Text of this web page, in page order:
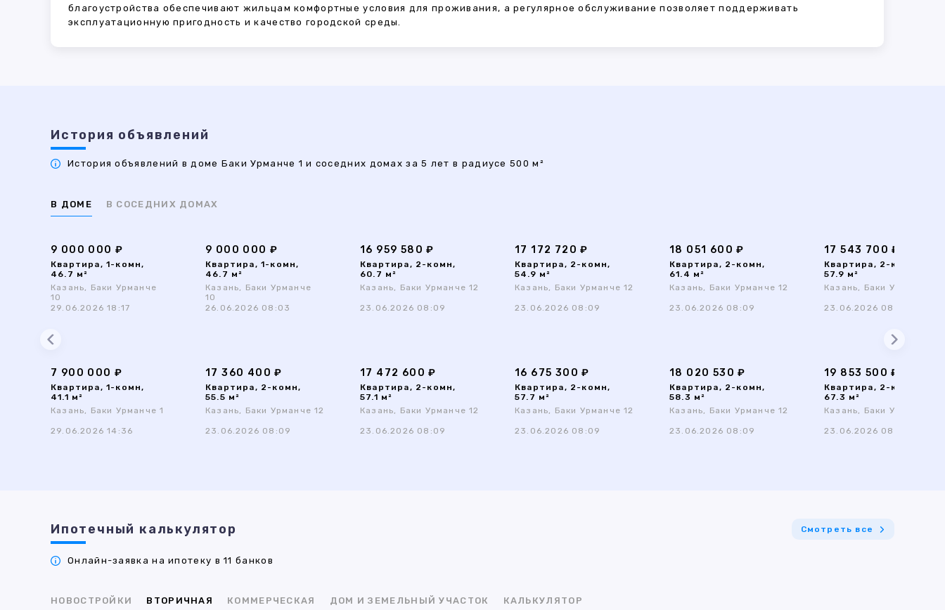
благоустройства обеспечивают жильцам комфортные условия для проживания, а регулярное обслуживание позволяет поддерживать
эксплуатационную пригодность и качество городской среды.
История объявлений
История объявлений в доме Баки Урманче 1 и соседних домах за 5 лет в радиусе 500 м²
В ДОМЕ В СОСЕДНИХ ДОМАХ
9 000 000 ₽
Квартира, 1-комн,
46.7 м²
Казань, Баки Урманче
10
29.06.2026 18:17
9 000 000 ₽
Квартира, 1-комн,
46.7 м²
Казань, Баки Урманче
10
26.06.2026 08:03
16 959 580 ₽
Квартира, 2-комн,
60.7 м²
Казань, Баки Урманче 12
23.06.2026 08:09
17 172 720 ₽
Квартира, 2-комн,
54.9 м²
Казань, Баки Урманче 12
23.06.2026 08:09
18 051 600 ₽
Квартира, 2-комн,
61.4 м²
Казань, Баки Урманче 12
23.06.2026 08:09
17 543 700 ₽
Квартира, 2-комн,
57.9 м²
Казань, Баки Урманче 12
23.06.2026 08:09
7 900 000 ₽
Квартира, 1-комн,
41.1 м²
Казань, Баки Урманче 1
29.06.2026 14:36
17 360 400 ₽
Квартира, 2-комн,
55.5 м²
Казань, Баки Урманче 12
23.06.2026 08:09
17 472 600 ₽
Квартира, 2-комн,
57.1 м²
Казань, Баки Урманче 12
23.06.2026 08:09
16 675 300 ₽
Квартира, 2-комн,
57.7 м²
Казань, Баки Урманче 12
23.06.2026 08:09
18 020 530 ₽
Квартира, 2-комн,
58.3 м²
Казань, Баки Урманче 12
23.06.2026 08:09
19 853 500 ₽
Квартира, 2-комн,
67.3 м²
Казань, Баки Урманче 12
23.06.2026 08:09
Ипотечный калькулятор Смотреть все
Онлайн-заявка на ипотеку в 11 банков
НОВОСТРОЙКИ ВТОРИЧНАЯ КОММЕРЧЕСКАЯ ДОМ И ЗЕМЕЛЬНЫЙ УЧАСТОК КАЛЬКУЛЯТОР